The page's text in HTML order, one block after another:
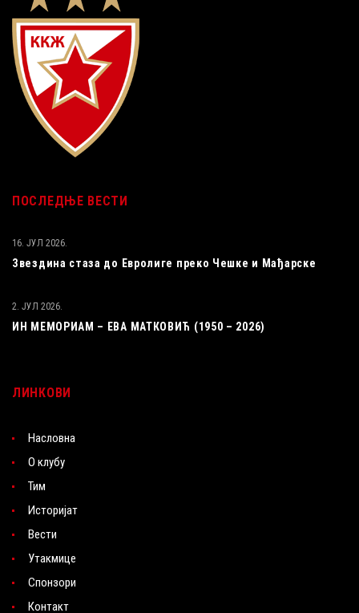
ПОСЛЕДЊЕ ВЕСТИ
Звездина стаза до Евролиге преко Чешке и Мађарске
16. ЈУЛ 2026.
ИН МЕМОРИАМ – ЕВА МАТКОВИЋ (1950 – 2026)
2. ЈУЛ 2026.
ЛИНКОВИ
Насловна
О клубу
Тим
Историјат
Вести
Утакмице
Спонзори
Контакт